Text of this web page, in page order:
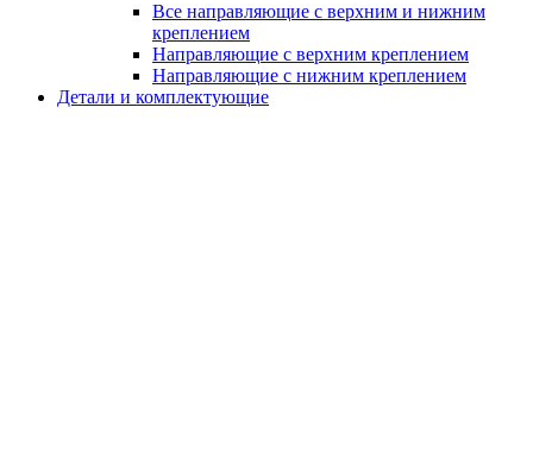
Все направляющие с верхним и нижним
креплением
Направляющие с верхним креплением
Направляющие с нижним креплением
Детали и комплектующие